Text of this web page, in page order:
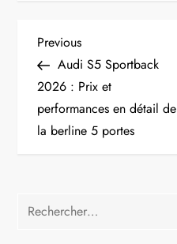
N
a
v
g
Previous
Post
Previous
Audi S5 Sportback
2026 : Prix et
performances en détail de
la berline 5 portes
Rechercher :